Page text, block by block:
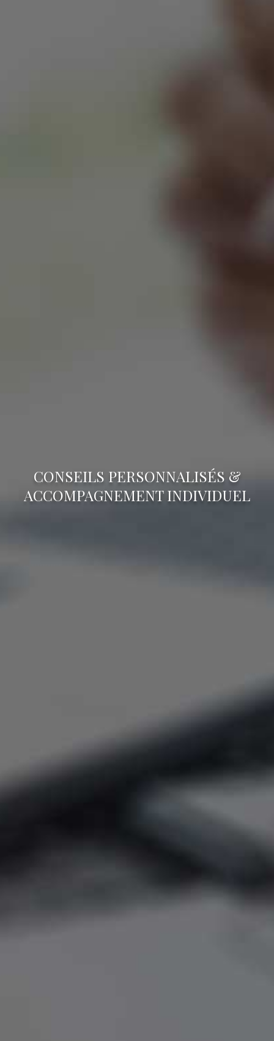
CONSEILS PERSONNALISÉS &
ACCOMPAGNEMENT INDIVIDUEL